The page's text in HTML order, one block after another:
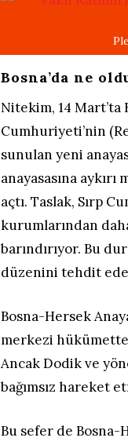
Bosna’da ne
Nitekim, 14
Cumhuriyeti’nin
sunulan yeni
anayasasına
açtı. Taslak, Sırp
kurumlarından
barındırıyor. Bu
düzenini tehdit
Bosna-Hersek
merkezi
Ancak Dodik ve
bağımsız hareket
Bu sefer de Bosna-